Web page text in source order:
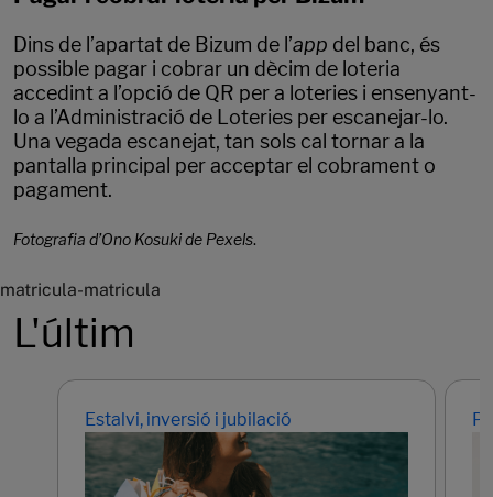
Dins de l’apartat de Bizum de l’app del banc, és
possible pagar i cobrar un dècim de loteria
accedint a l’opció de QR per a loteries i ensenyant-
lo a l’Administració de Loteries per escanejar-lo.
Una vegada escanejat, tan sols cal tornar a la
pantalla principal per acceptar el cobrament o
pagament.
Fotografia d’Ono Kosuki de Pexels.
matricula-matricula
L'últim
Estalvi, inversió i jubilació